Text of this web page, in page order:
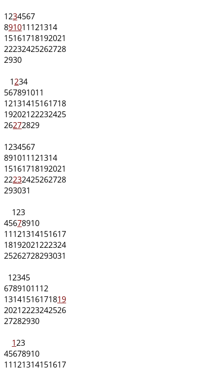
1234567
891011121314
15161718192021
22232425262728
2930
1234
567891011
12131415161718
19202122232425
26272829
1234567
891011121314
15161718192021
22232425262728
293031
123
45678910
11121314151617
18192021222324
25262728293031
12345
6789101112
13141516171819
20212223242526
27282930
123
45678910
11121314151617